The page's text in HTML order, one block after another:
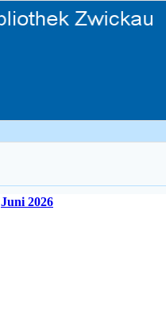
Juni 2026